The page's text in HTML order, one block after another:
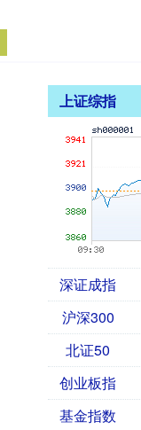
上证综指
深证成指
沪深300
北证50
创业板指
基金指数